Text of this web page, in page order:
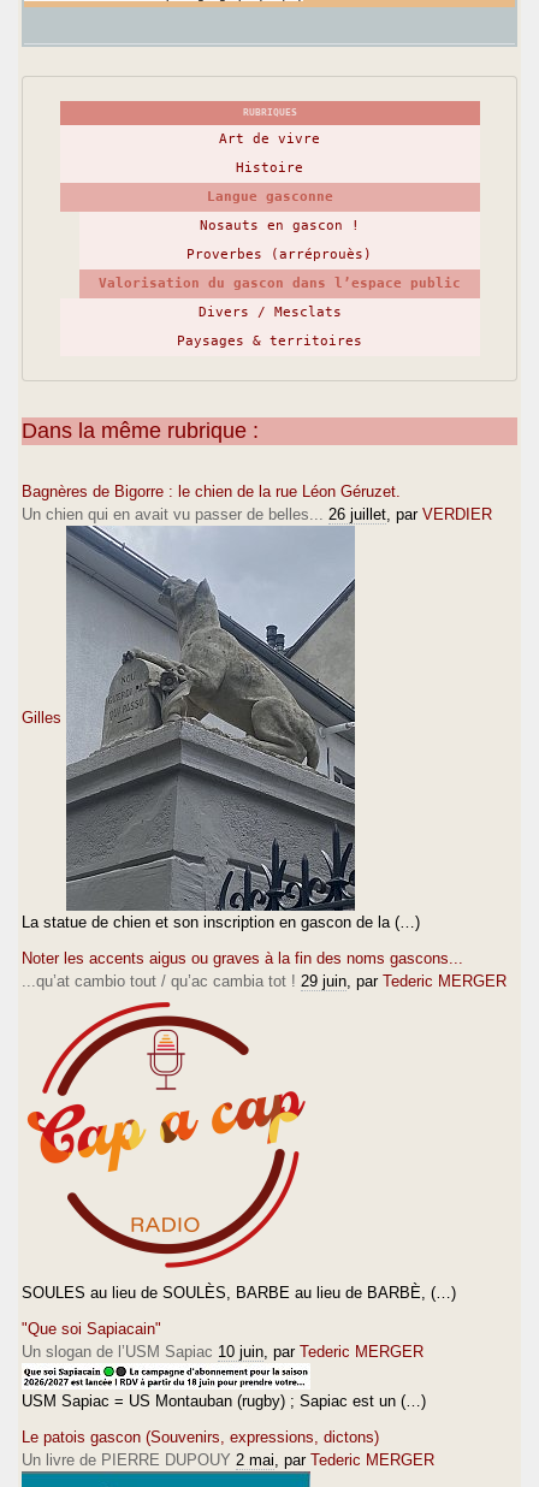
RUBRIQUES
Art de vivre
Histoire
Langue gasconne
Nosauts en gascon !
Proverbes (arréprouès)
Valorisation du gascon dans l’espace public
Divers / Mesclats
Paysages & territoires
Dans la même rubrique :
Bagnères de Bigorre : le chien de la rue Léon Géruzet.
Un chien qui en avait vu passer de belles...
26 juillet , par VERDIER
Gilles
La statue de chien et son inscription en gascon de la (…)
Noter les accents aigus ou graves à la fin des noms gascons...
...qu’at cambio tout / qu’ac cambia tot ! 29 juin , par Tederic MERGER
SOULES au lieu de SOULÈS, BARBE au lieu de BARBÈ, (…)
"Que soi Sapiacain"
Un slogan de l’USM Sapiac 10 juin , par Tederic MERGER
USM Sapiac = US Montauban (rugby) ; Sapiac est un (…)
Le patois gascon (Souvenirs, expressions, dictons)
Un livre de PIERRE DUPOUY 2 mai , par Tederic MERGER